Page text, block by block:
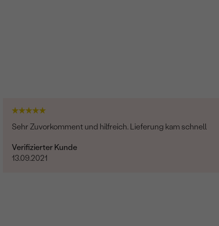
Sehr Zuvorkomment und hilfreich. Lieferung kam schnell
Verifizierter Kunde
13.09.2021